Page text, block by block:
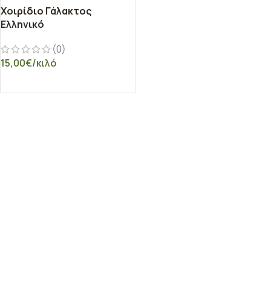
Χοιρίδιο Γάλακτος
Ελληνικό
(0)
15,00€/κιλό